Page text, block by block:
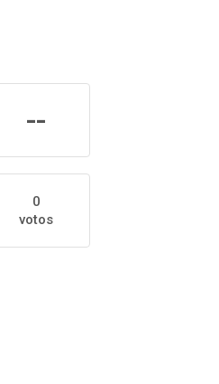
--
0
votos